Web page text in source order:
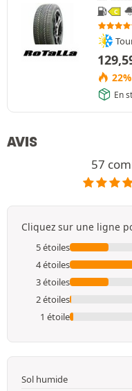
C
En
AVIS
57
Cliquez sur une ligne
5 étoiles
4 étoiles
3 étoiles
2 étoiles
1 étoile
Sol humide